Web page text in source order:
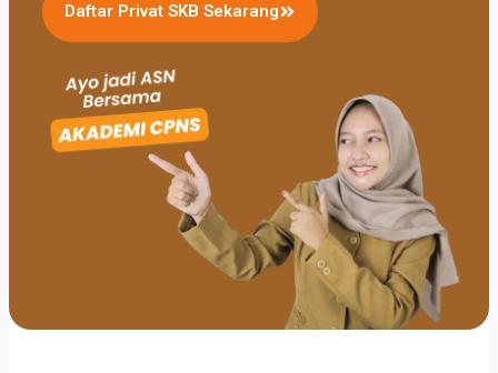
Daftar Privat SKB Sekarang